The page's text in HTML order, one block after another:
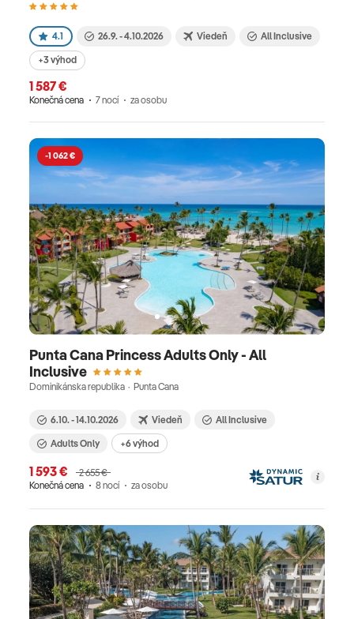
4.1 26.9. - 4.10.2026 Viedeň All Inclusive
+3 výhod
1 587 €
Konečná cena 7 nocí za osobu
-1 062 €
Punta Cana Princess Adults Only - All
Inclusive
Dominikánska republika · Punta Cana
6.10. - 14.10.2026 Viedeň
All Inclusive
Adults Only
+6 výhod
1 593 €
2 655 €
Konečná cena
8 nocí za osobu